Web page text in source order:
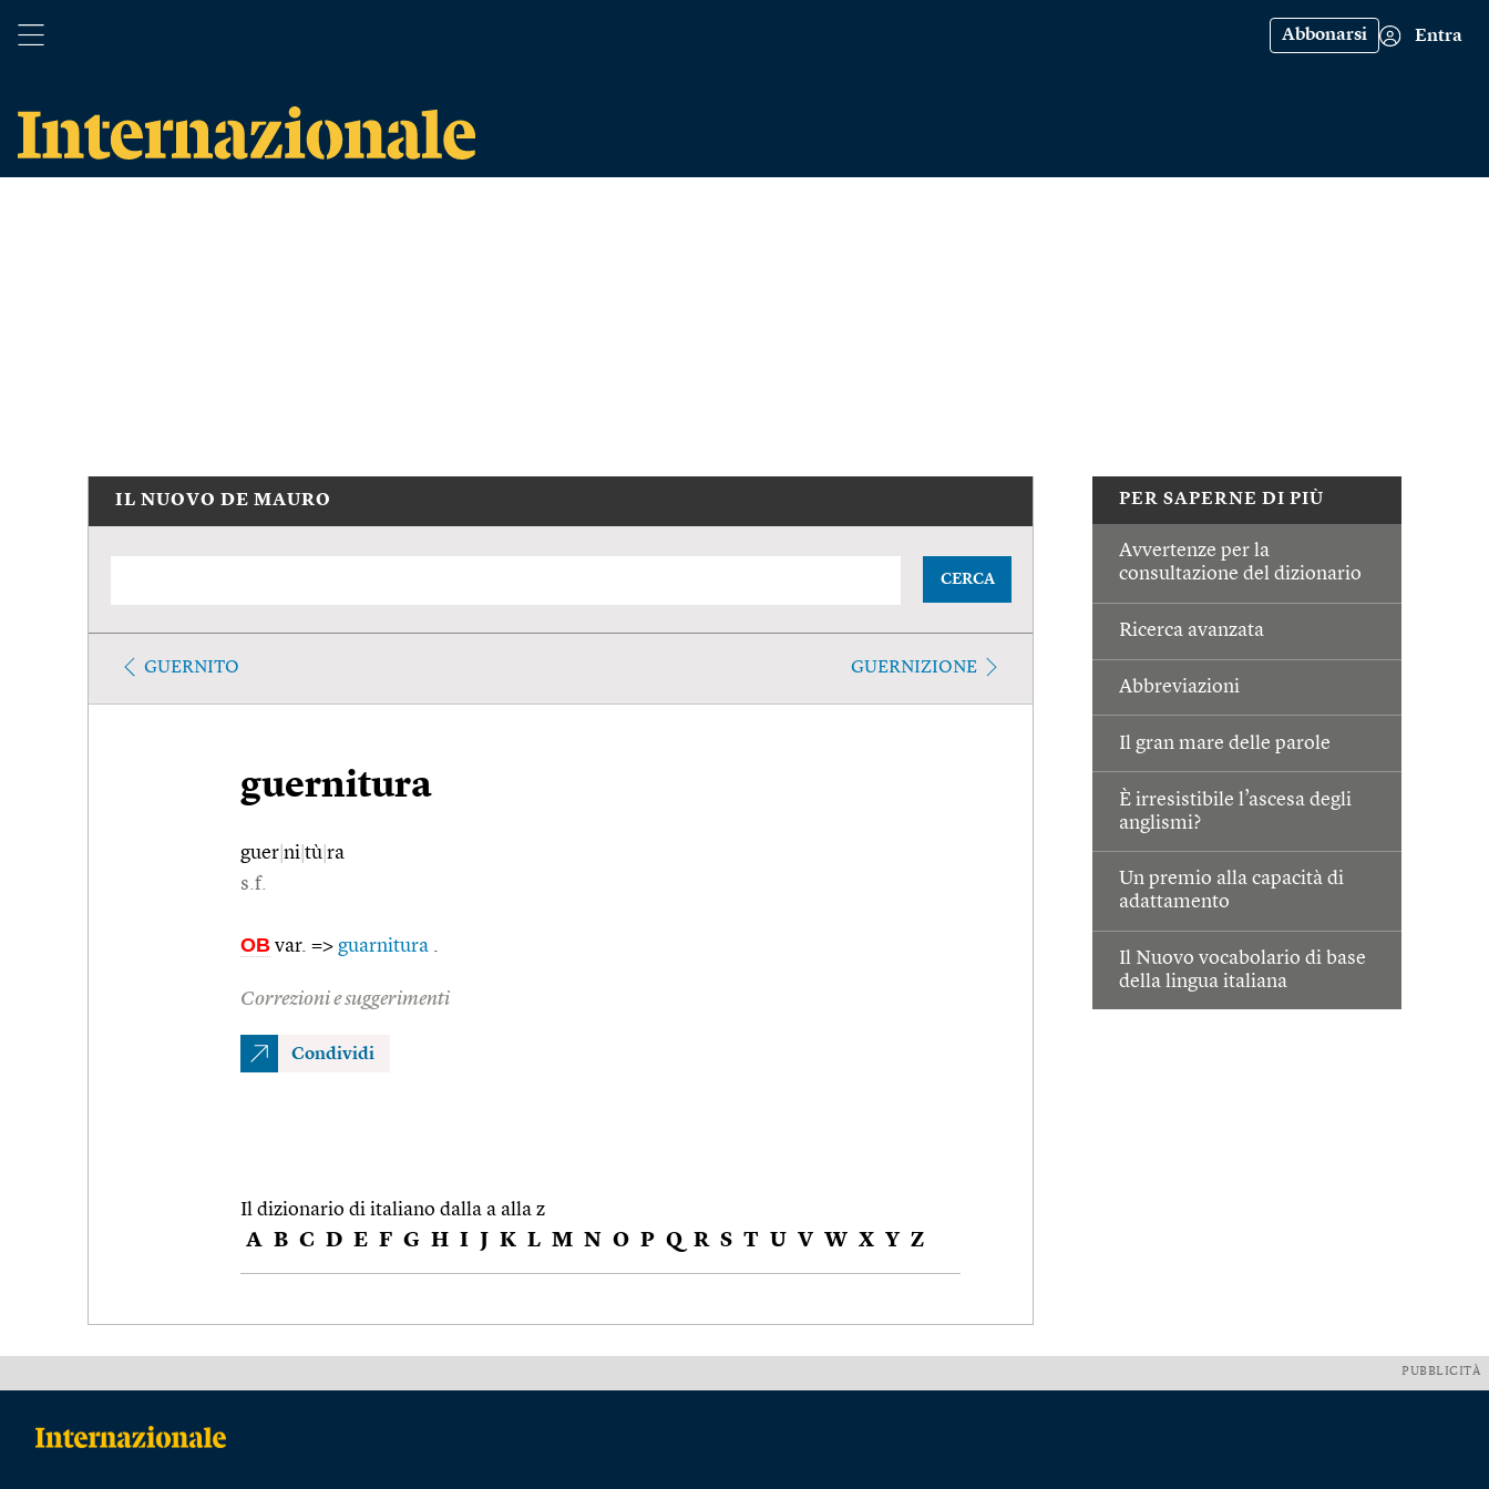
Abbonarsi Entra
PER SAPERNE DI PIÙ
Avvertenze per la
consultazione del dizionario
Ricerca avanzata
Abbreviazioni
Il gran mare delle parole
È irresistibile l’ascesa degli
anglismi?
Un premio alla capacità di
adattamento
Il Nuovo vocabolario di base
della lingua italiana
IL NUOVO DE MAURO
CERCA
GUERNITO GUERNIZIONE
guernitura
guer ni tù ra
s.f.
OB var. => guarnitura .
Correzioni e suggerimenti
Condividi
Il dizionario di italiano dalla a alla z
A B C D E F G H I J K L M N O P Q R S T U V W X Y Z
PUBBLICITÀ